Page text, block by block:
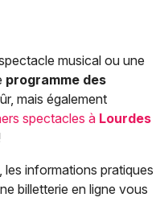
musical ou une
programme des
mais également
spectacles à Lourdes
informations pratiques
billetterie en ligne vous